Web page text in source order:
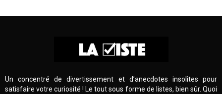
Un concentré de divertissement et d’anecdotes insolites pour
satisfaire votre curiosité ! Le tout sous forme de listes, bien sûr. Quoi